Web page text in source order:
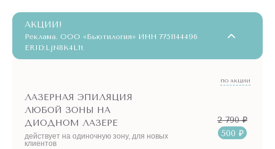
АКЦИИ!
Реклама. ООО «Бьютилогия» ИНН 7751144496
ERID:LjN8K4L1t
ПО АКЦИИ
ЛАЗЕРНАЯ ЭПИЛЯЦИЯ
ЛЮБОЙ ЗОНЫ НА
ДИОДНОМ ЛАЗЕРЕ
действует на одиночную зону, для новых
клиентов
2 790 ₽
500 ₽